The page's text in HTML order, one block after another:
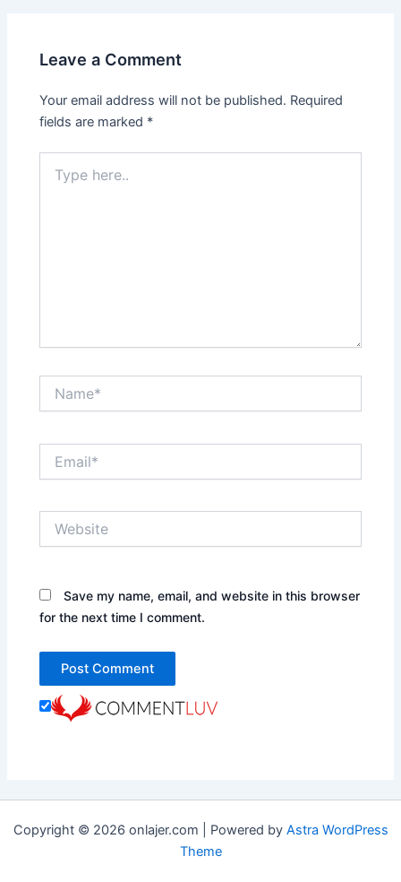
Leave a Comment
Your email address will not be published. Required
fields are marked *
here..
Save my name, email, and website in this browser
for the next time I comment.
Copyright © 2026 onlajer.com | Powered by Astra WordPress
Theme